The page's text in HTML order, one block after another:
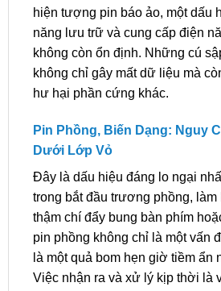
hiện tượng pin báo ảo, một dấu
năng lưu trữ và cung cấp điện
không còn ổn định. Những cú
không chỉ gây mất dữ liệu mà
hư hại phần cứng khác.
Pin Phồng, Biến Dạng: Nguy
Dưới Lớp Vỏ
Đây là dấu hiệu đáng lo ngại
trong bắt đầu trương phồng, làm
thậm chí đẩy bung bàn phím
pin phồng không chỉ là một vấn
là một quả bom hẹn giờ tiềm ẩn
Việc nhận ra và xử lý kịp thời là